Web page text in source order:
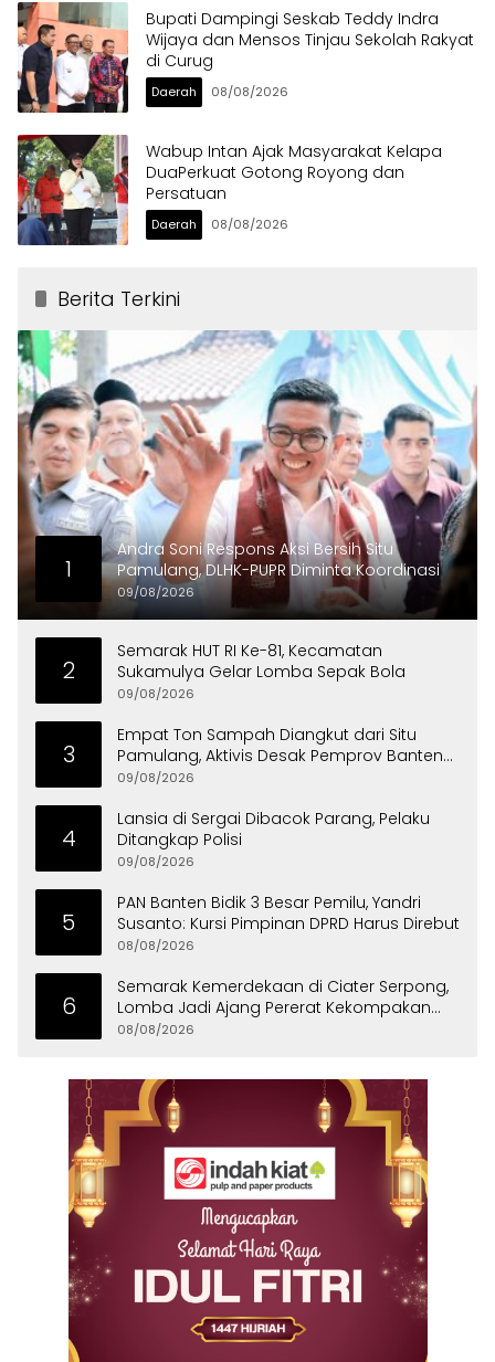
Bupati Dampingi Seskab Teddy Indra
Wijaya dan Mensos Tinjau Sekolah Rakyat
di Curug
Daerah 08/08/2026
Wabup Intan Ajak Masyarakat Kelapa
DuaPerkuat Gotong Royong dan
Persatuan
Daerah 08/08/2026
Berita Terkini
1
Andra Soni Respons Aksi Bersih Situ
Pamulang, DLHK-PUPR Diminta Koordinasi
09/08/2026
2
Semarak HUT RI Ke-81, Kecamatan
Sukamulya Gelar Lomba Sepak Bola
09/08/2026
3
Empat Ton Sampah Diangkut dari Situ
Pamulang, Aktivis Desak Pemprov Banten
Peduli Lingkungan
09/08/2026
4
Lansia di Sergai Dibacok Parang, Pelaku
Ditangkap Polisi
09/08/2026
5
PAN Banten Bidik 3 Besar Pemilu, Yandri
Susanto: Kursi Pimpinan DPRD Harus Direbut
08/08/2026
6
Semarak Kemerdekaan di Ciater Serpong,
Lomba Jadi Ajang Pererat Kekompakan
Warga
08/08/2026